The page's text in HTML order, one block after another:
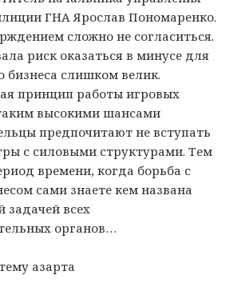
ГНА Ярослав Пономаренко.
сложно не согласиться.
риск оказаться в минусе для
бизнеса слишком велик.
принцип работы игровых
высокими шансами
предпочитают не вступать
с силовыми структурами. Тем
времени, когда борьба с
сами знаете кем названа
задачей всех
органов…
азарта